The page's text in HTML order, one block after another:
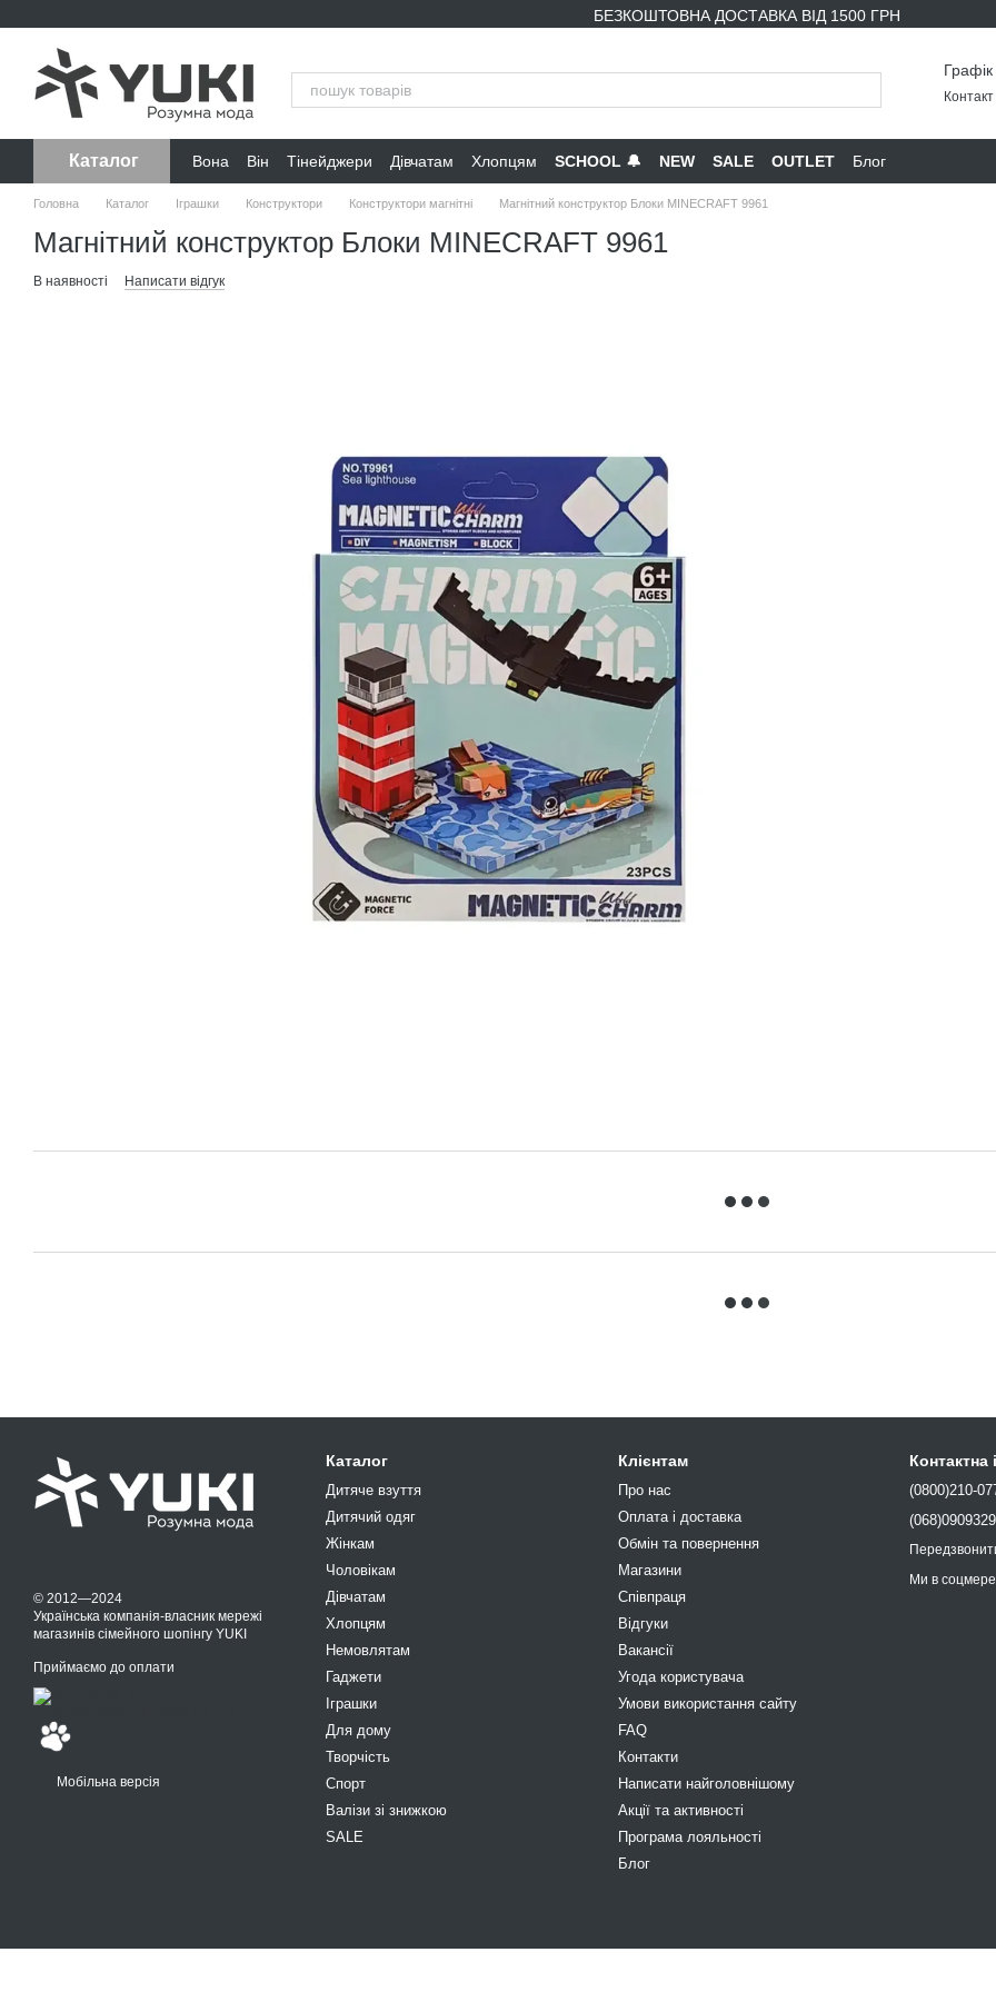
БЕЗКОШТОВНА ДОСТАВКА ВІД 1500 ГРН
Каталог Вона Він Тінейджери Дівчатам Хлопцям SCHOOL 🔔 NEW SALE OUTLET Блог
Головна Каталог Іграшки Конструктори Конструктори магнітні Магнітний конструктор Блоки MINECRAFT 9961
Магнітний конструктор Блоки MINECRAFT 9961
В наявності Написати відгук
© 2012—2024
Українська компанія-власник мережі
магазинів сімейного шопінгу YUKI
Приймаємо до оплати
Мобільна версія
Каталог
Дитяче взуття
Дитячий одяг
Жінкам
Чоловікам
Дівчатам
Хлопцям
Немовлятам
Гаджети
Іграшки
Для дому
Творчість
Спорт
Валізи зі знижкою
SALE
Клієнтам
Про нас
Оплата і доставка
Обмін та повернення
Магазини
Співпраця
Відгуки
Вакансії
Угода користувача
Умови використання сайту
FAQ
Контакти
Написати найголовнішому
Акції та активності
Програма лояльності
Блог
Контактна
(0800)210-
(068)0909329
Ми в